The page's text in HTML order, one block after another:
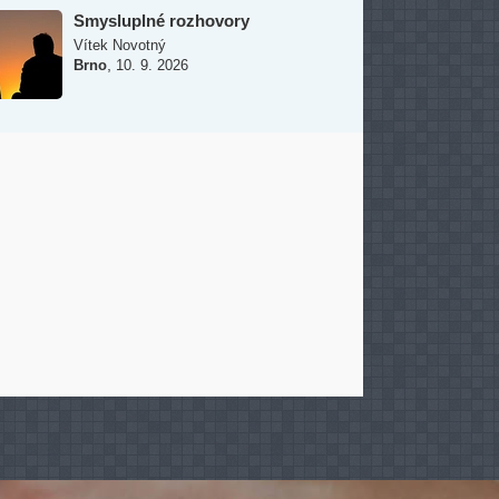
Smysluplné rozhovory
Vítek Novotný
Brno 10. 9. 2026